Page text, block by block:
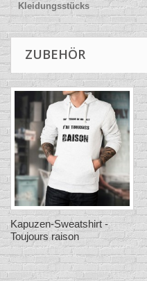
Kleidungsstücks
ZUBEHÖR
Kapuzen-Sweatshirt -
Toujours raison